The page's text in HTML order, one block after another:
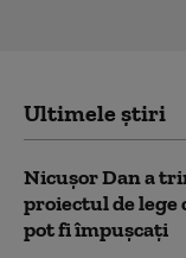
Ultimele știri
Nicușor Dan a
proiectul de
pot fi împușcați